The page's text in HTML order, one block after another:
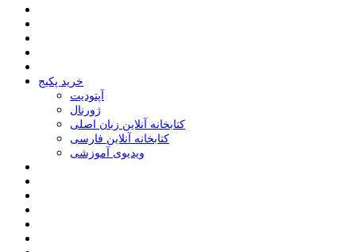
خرید پکیج
ﺁﭘﺘﻮﺩﯾﺖ
ﮊﻭﺭﻧﺎﻝ
کتابخانه آنلاین زبان اصلی
کتابخانه آنلاین فارسی
ویدیوی آموزشی